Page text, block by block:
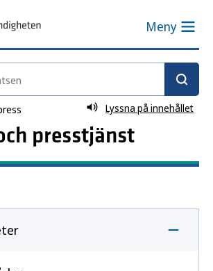
Meny
Lyssna på innehållet
presstjänst